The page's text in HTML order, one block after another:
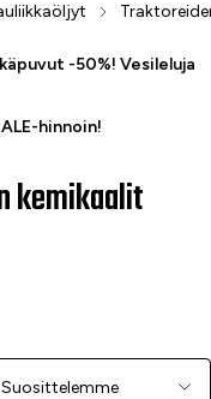
-50%! Vesileluja
hinnoin!
kemikaalit